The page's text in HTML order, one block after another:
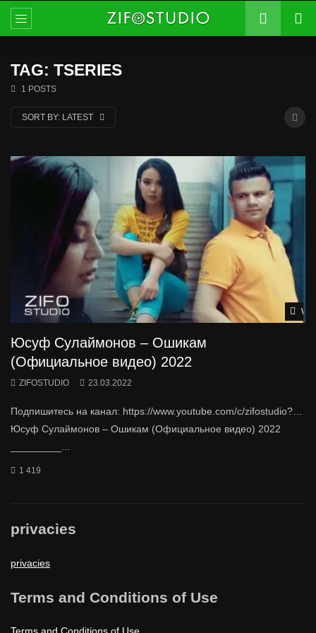
TAG: TSERIES
1 POSTS
SORT BY: LATEST
Юсуф Сулаймонов – Ошикам
(Официальное видео) 2022
ZIFOSTUDIO 23.03.2022
Подпишитесь на канал: https://www.youtube.com/c/zifostudio?…
Юсуф Сулаймонов – Ошикам (Официальное видео) 2022
_________...
1 419
privacies
privacies
Terms and Conditions of Use